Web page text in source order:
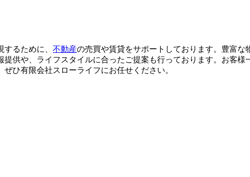
るために、 不動産の売買や賃貸をサポートしております。豊富
供や、ライフスタイルに合ったご提案も行っております。お客
ひ有限会社スローライフにお任せください。